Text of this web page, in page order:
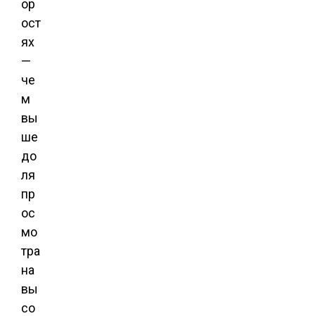
ор
ост
ях
—
че
м
вы
ше
до
ля
пр
ос
мо
тра
на
вы
со